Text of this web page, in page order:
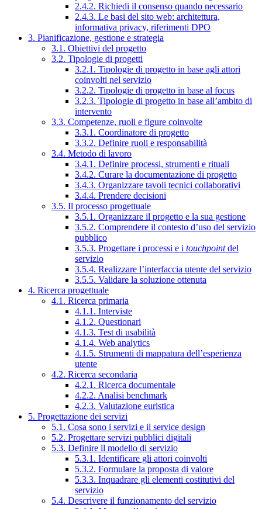
2.4.2. Richiedi il consenso quando necessario
2.4.3. Le basi del sito web: architettura,
informativa privacy, riferimenti DPO
3. Pianificazione, gestione e strategia
3.1. Obiettivi del progetto
3.2. Tipologie di progetti
3.2.1. Tipologie di progetto in base agli attori
coinvolti nel servizio
3.2.2. Tipologie di progetto in base al focus
3.2.3. Tipologie di progetto in base all’ambito di
intervento
3.3. Competenze, ruoli e figure coinvolte
3.3.1. Coordinatore di progetto
3.3.2. Definire ruoli e responsabilità
3.4. Metodo di lavoro
3.4.1. Definire processi, strumenti e rituali
3.4.2. Curare la documentazione di progetto
3.4.3. Organizzare tavoli tecnici collaborativi
3.4.4. Prendere decisioni
3.5. Il processo progettuale
3.5.1. Organizzare il progetto e la sua gestione
3.5.2. Comprendere il contesto d’uso del servizio
pubblico
3.5.3. Progettare i processi e i touchpointdel
servizio
3.5.4. Realizzare l’interfaccia utente del servizio
3.5.5. Validare la soluzione ottenuta
4. Ricerca progettuale
4.1. Ricerca primaria
4.1.1. Interviste
4.1.2. Questionari
4.1.3. Test di usabilità
4.1.4. Web analytics
4.1.5. Strumenti di mappatura dell’esperienza
utente
4.2. Ricerca secondaria
4.2.1. Ricerca documentale
4.2.2. Analisi benchmark
4.2.3. Valutazione euristica
5. Progettazione dei servizi
5.1. Cosa sono i servizi e il service design
5.2. Progettare servizi pubblici digitali
5.3. Definire il modello di servizio
5.3.1. Identificare gli attori coinvolti
5.3.2. Formulare la proposta di valore
5.3.3. Inquadrare gli elementi costitutivi del
servizio
5.4. Descrivere il funzionamento del servizio